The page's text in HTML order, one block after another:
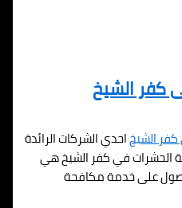
كفر الشيخ
الشيخاحدي الشركات الرائدة
الحشرات في كفر الشيخ هي
على خدمة مكافحة